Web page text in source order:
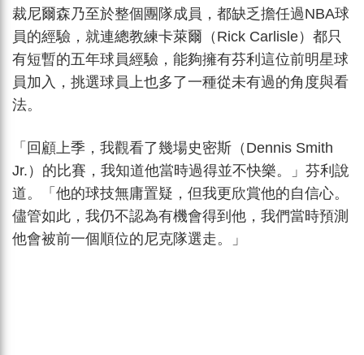
裁尼爾森乃至於整個團隊成員，都缺乏擔任過NBA球
員的經驗，就連總教練卡萊爾（Rick Carlisle）都只
有短暫的五年球員經驗，能夠擁有芬利這位前明星球
員加入，挑選球員上也多了一種從未有過的角度與看
法。
「回顧上季，我觀看了幾場史密斯（Dennis Smith
Jr.）的比賽，我知道他當時過得並不快樂。」芬利說
道。「他的球技無庸置疑，但我更欣賞他的自信心。
儘管如此，我仍不認為有機會得到他，我們當時預測
他會被前一個順位的尼克隊選走。」